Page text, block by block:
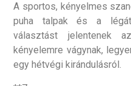
A sportos, kényelmes
puha talpak és a
választást jelentenek
kényelemre vágynak,
egy hétvégi kirándulásról.